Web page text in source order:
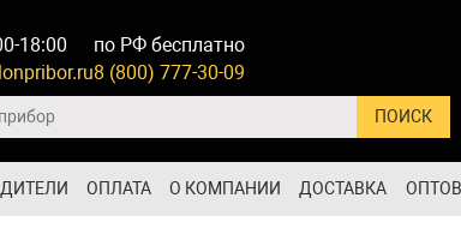
18:00
по РФ бесплатно
8 (800) 777-30-09
ОПЛАТА О КОМПАНИИ ДОСТАВКА